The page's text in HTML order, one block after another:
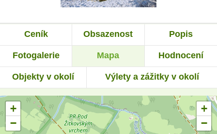
Ceník Obsazenost Popis
Fotogalerie Mapa Hodnocení
Objekty v okolí Výlety a zážitky v okolí
+
−
+
−